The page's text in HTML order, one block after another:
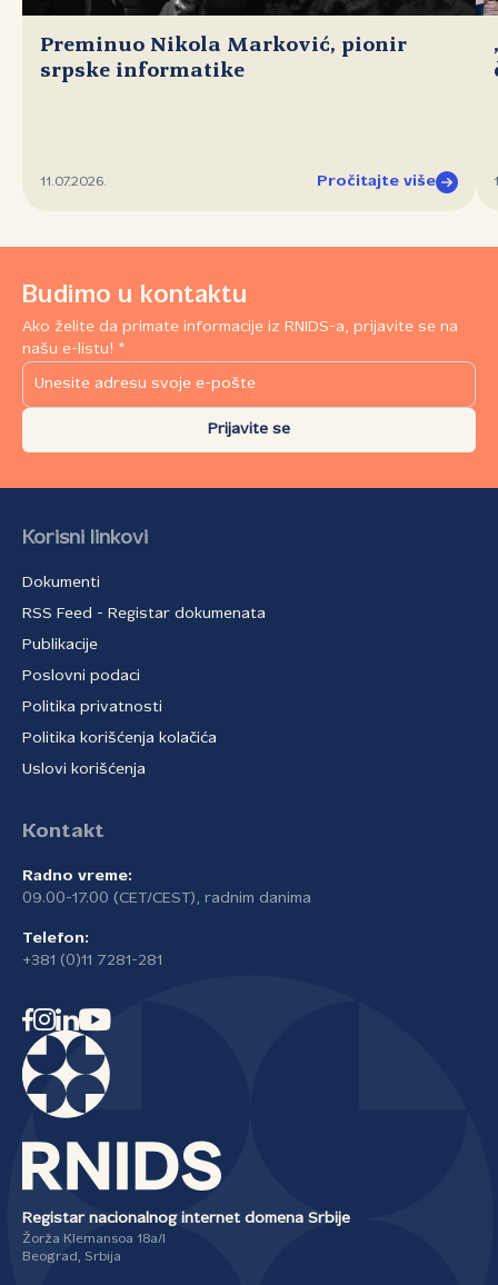
Preminuo Nikola Marković, pionir
srpske informatike
11.07.2026. Pročitajte više
Budimo u kontaktu
Ako želite da primate informacije iz RNIDS-a, prijavite se na
našu e-listu! *
Prijavite se
Korisni linkovi
Dokumenti
RSS Feed - Registar dokumenata
Publikacije
Poslovni podaci
Politika privatnosti
Politika korišćenja kolačića
Uslovi korišćenja
Kontakt
Radno vreme:
09.00-17.00 (CET/CEST), radnim danima
Telefon:
+381 (0)11 7281-281
Registar nacionalnog internet domena Srbije
Žorža Klemansoa 18a/I
Beograd, Srbija